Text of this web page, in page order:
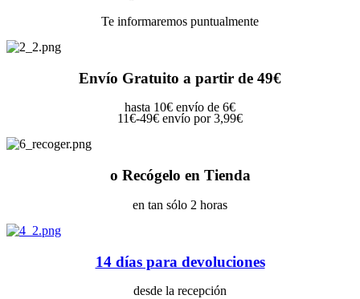
Te informaremos puntualmente
Envío Gratuito a partir de 49€
hasta 10€ envío de 6€
11€-49€ envío por 3,99€
o Recógelo en Tienda
en tan sólo 2 horas
14 días para devoluciones
desde la recepción